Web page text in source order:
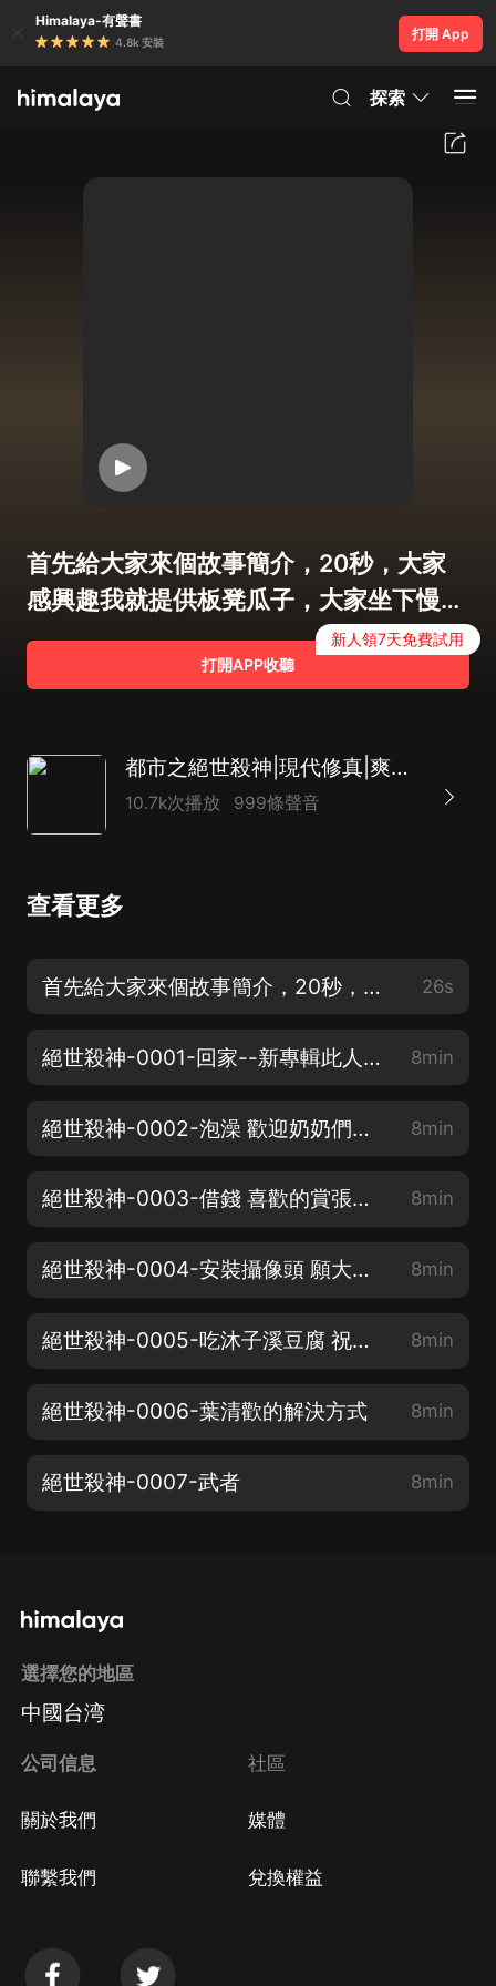
Himalaya-有聲書
4.8k 安裝
打開 App
探索
首先給大家來個故事簡介，20秒，大家
感興趣我就提供板凳瓜子，大家坐下慢慢
聽
打開APP收聽
新人領7天免費試用
都市之絕世殺神|現代修真|爽文|多播
10.7k次播放 999條聲音
查看更多
首先給大家來個故事簡介，20秒，大家感興趣我就提供板凳瓜子，大家坐下慢慢聽 26s
絕世殺神-0001-回家--新專輯此人殺心太重-上架 8min
絕世殺神-0002-泡澡 歡迎奶奶們訂閱 8min
絕世殺神-0003-借錢 喜歡的賞張月票 點個讚吧 8min
絕世殺神-0004-安裝攝像頭 願大家聽的開心 8min
絕世殺神-0005-吃沐子溪豆腐 祝大家心想事成 8min
絕世殺神-0006-葉清歡的解決方式 8min
絕世殺神-0007-武者 8min
選擇您的地區
中國台湾
公司信息
關於我們
聯繫我們
社區
媒體
兌換權益